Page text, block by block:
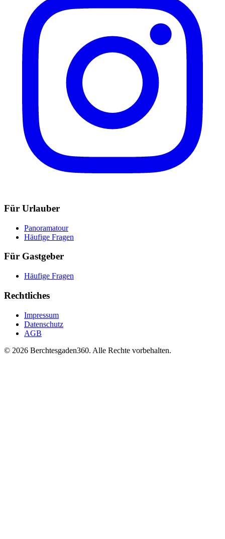
Für Urlauber
Panoramatour
Häufige Fragen
Für Gastgeber
Häufige Fragen
Rechtliches
Impressum
Datenschutz
AGB
© 2026 Berchtesgaden360. Alle Rechte vorbehalten.